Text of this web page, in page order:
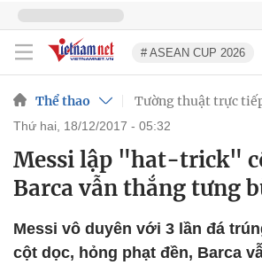
# ASEAN CUP 2026
Thể thao Tường thuật trực
thứ hai, 18/12/2017 - 05:32
Messi lập "hat-trick"
Barca vẫn thắng tưng
Messi vô duyên với 3 lần đá
cột dọc, hỏng phạt đền, Barca